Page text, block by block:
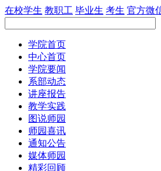
在校学生 教职工 毕业生 考生 官方微
学院首页
中心首页
学院要闻
系部动态
讲座报告
教学实践
图说师园
师园喜讯
通知公告
媒体师园
精彩回顾